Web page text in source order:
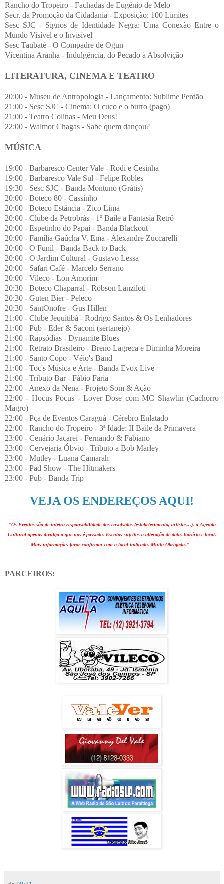
Rancho do Tropeiro - Fachadas de Eugênio de Melo
Secr. da Promoção da Cidadania - Exposição: 100 Limites
Sesc SJC - Signos de Identidade Negra: Uma Conexão Entre o
Mundo Visível e o Invisível
Sesc Taubaté - O Compadre de Ogun
Vicentina Aranha - Indulgência, do Pecado à Absolvição
LITERATURA, CINEMA E TEATRO
20:00 - Museu de Antropologia - Lançamento: Sublime Perdão
21:00 - Sesc SJC - Cinema: O cuco e o burro (pago)
21:00 - Teatro Colinas - Meu Deus!
22:00 - Walmor Chagas - Sabe quem dançou?
MÚSICA
19:00 - Barbaresco Center Vale - Rodi e Cesinha
19:00 - Barbaresco Vale Sul - Felipe Robles
19:30 - Sesc SJC - Banda Montuno (Grátis)
20:00 - Boteco 80 - Cassinho
20:00 - Boteco Estância - Zico Lima
20:00 - Clube da Petrobrás - 1º Baile a Fantasia Retrô
20:00 - Espetinho do Papai - Banda Blackout
20:00 - Família Gaúcha V. Ema - Alexandre Zuccarelli
20:00 - O Funil - Banda Back to Back
20:00 - O Jardim Cultural - Gustavo Lessa
20:00 - Safari Café - Marcelo Serrano
20:00 - Vileco - Lon Amorim
20:30 - Boteco Chaparral - Robson Lanziloti
20:30 - Guten Bier - Peleco
20:30 - SantOnofre - Gus Hillen
21:00 - Clube Jequitibá - Rodrigo Santos & Os Lenhadores
21:00 - Pub - Eder & Saconi (sertanejo)
21:00 - Rapsódias - Dynamite Blues
21:00 - Retrato Brasileiro - Breno Lagreca e Diminha Moreira
21:00 - Santo Copo - Véio's Band
21:00 - Toc's Música e Arte - Banda Evox Live
21:00 - Tributo Bar - Fábio Faria
22:00 - Anexo da Nena - Projeto Som & Ação
22:00 - Hocus Pocus - Lover Dose com MC Shawlin (Cachorro
Magro)
22:00 - Pça de Eventos Caraguá - Cérebro Enlatado
22:00 - Rancho do Tropeiro - 3ª Idade: II Baile da Primavera
23:00 - Cenário Jacareí - Fernando & Fabiano
23:00 - Cervejaria Óbvio - Tributo a Bob Marley
23:00 - Mutley - Luana Camarah
23:00 - Pad Show - The Hitmakers
23:00 - Pub - Banda Trip
VEJA OS ENDEREÇOS AQUI!
"Os Eventos são de inteira responsabilidade dos envolvidos (estabelecimento, artistas...), a Agenda
Cultural apenas divulga o que nos é passado. Eventos sujeitos a alteração de data, horário e local.
Mais informações favor confirmar com o local indicado. Muito Obrigada."
PARCEIROS: